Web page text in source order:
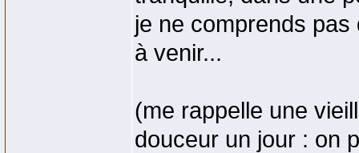
je ne comprends
à venir...
(me rappelle une
douceur un jour : on